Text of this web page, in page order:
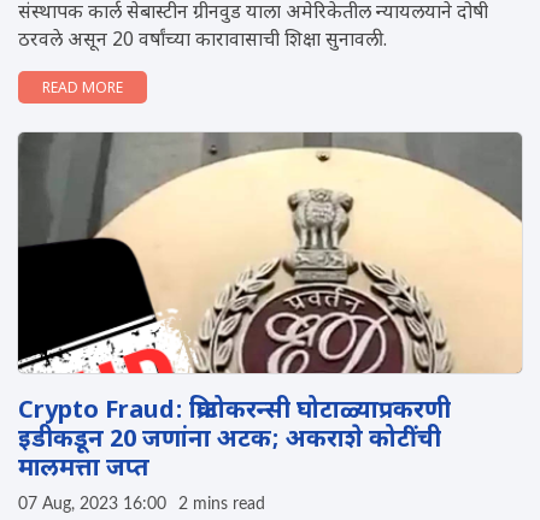
संस्थापक कार्ल सेबास्टीन ग्रीनवुड याला अमेरिकेतील न्यायलयाने दोषी
ठरवले असून 20 वर्षांच्या कारावासाची शिक्षा सुनावली.
READ MORE
Crypto Fraud: क्रिप्टोकरन्सी घोटाळ्याप्रकरणी
इडीकडून 20 जणांना अटक; अकराशे कोटींची
मालमत्ता जप्त
07 Aug, 2023 16:00 2 mins read